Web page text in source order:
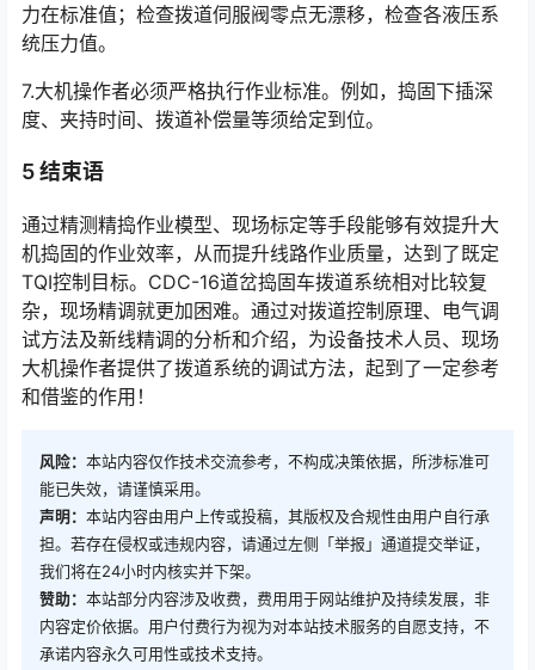
力在标准值；检查拨道伺服阀零点无漂移，检查各液压系
统压力值。󠅅󠅃󠄵󠅂󠄪󠇖󠆨󠆨󠇕󠆞󠆒󠅬󠇘󠆭󠆘󠇙󠆝󠅵󠇗󠆭󠆁󠄐󠇗󠅹󠅸󠇖󠆍󠅳󠇖󠅹󠅰󠇖󠆌󠅹
7.大机操作者必须严格执行作业标准。例如，捣固下插深
度、夹持时间、拨道补偿量等须给定到位。
5 结束语
通过精测精捣作业模型、现场标定等手段能够有效提升大
机捣固的作业效率，从而提升线路作业质量，达到了既定
TQI控制目标。CDC-16道岔捣固车拨道系统相对比较复
杂，现场精调就更加困难。通过对拨道控制原理、电气调
试方法及新线精调的分析和介绍，为设备技术人员、现场
大机操作者提供了拨道系统的调试方法，起到了一定参考
和借鉴的作用！󠅅󠅃󠄵󠅂󠄪󠇖󠆨󠆨󠇕󠆞󠆒󠅬󠇘󠆭󠆘󠇙󠆝󠅵󠇗󠆭󠆁󠄐󠇗󠅹󠅸󠇖󠆍󠅳󠇖󠅹󠅰󠇖󠆌󠅹
风险： 本站内容仅作技术交流参考，不构成决策依据，所涉标准可
能已失效，请谨慎采用。
声明： 本站内容由用户上传或投稿，其版权及合规性由用户自行承
担。若存在侵权或违规内容，请通过左侧「举报」通道提交举证，
我们将在24小时内核实并下架。
赞助： 本站部分内容涉及收费，费用用于网站维护及持续发展，非
内容定价依据。用户付费行为视为对本站技术服务的自愿支持，不
承诺内容永久可用性或技术支持。